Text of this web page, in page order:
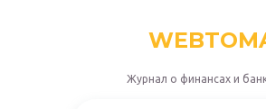
Журнал о финансах и